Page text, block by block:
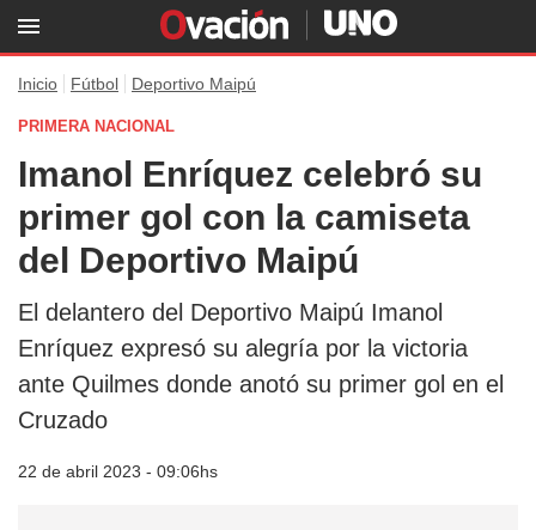
Inicio Fútbol Deportivo Maipú
PRIMERA NACIONAL
Imanol Enríquez celebró su
primer gol con la camiseta
del Deportivo Maipú
El delantero del Deportivo Maipú Imanol
Enríquez expresó su alegría por la victoria
ante Quilmes donde anotó su primer gol en el
Cruzado
22 de abril 2023 - 09:06hs